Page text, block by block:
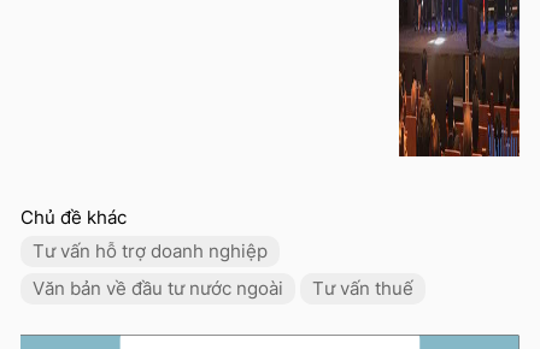
Chủ đề khác
Tư vấn hỗ trợ doanh nghiệp
Văn bản về đầu tư nước ngoài
Tư vấn thuế